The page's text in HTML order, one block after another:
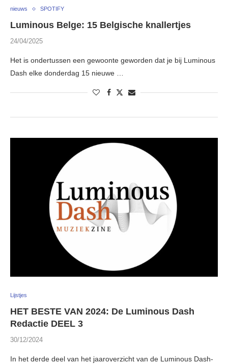
nieuws SPOTIFY
Luminous Belge: 15 Belgische knallertjes
24/04/2025
Het is ondertussen een gewoonte geworden dat je bij Luminous
Dash elke donderdag 15 nieuwe …
Lijstjes
HET BESTE VAN 2024: De Luminous Dash
Redactie DEEL 3
30/12/2024
In het derde deel van het jaaroverzicht van de Luminous Dash-